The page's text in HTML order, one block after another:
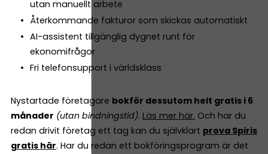
utan manuellt arbete
Återkommande fakturor som skickas automatiskt
AI-assistent tillgänglig dygnet runt för
ekonomifrågor
Fri telefonsupport i världsklass
Nystartade företagare bokför dessutom helt gratis i 6
månader (utan bindningstid). Läs mer här. Och har du
redan drivit företag ett tag kan du självklart prova Spiris
gratis här. Har du redan ett bokföringsprogram är det